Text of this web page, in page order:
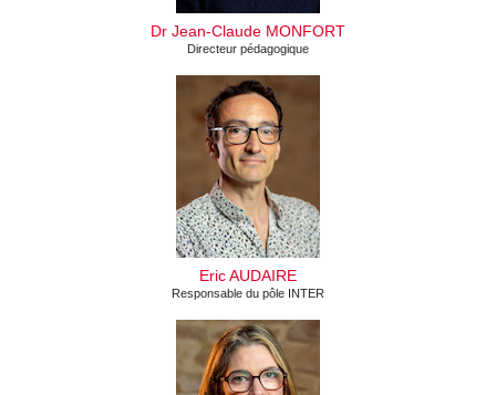
Dr Jean-Claude MONFORT
Directeur pédagogique
Eric AUDAIRE
Responsable du pôle INTER